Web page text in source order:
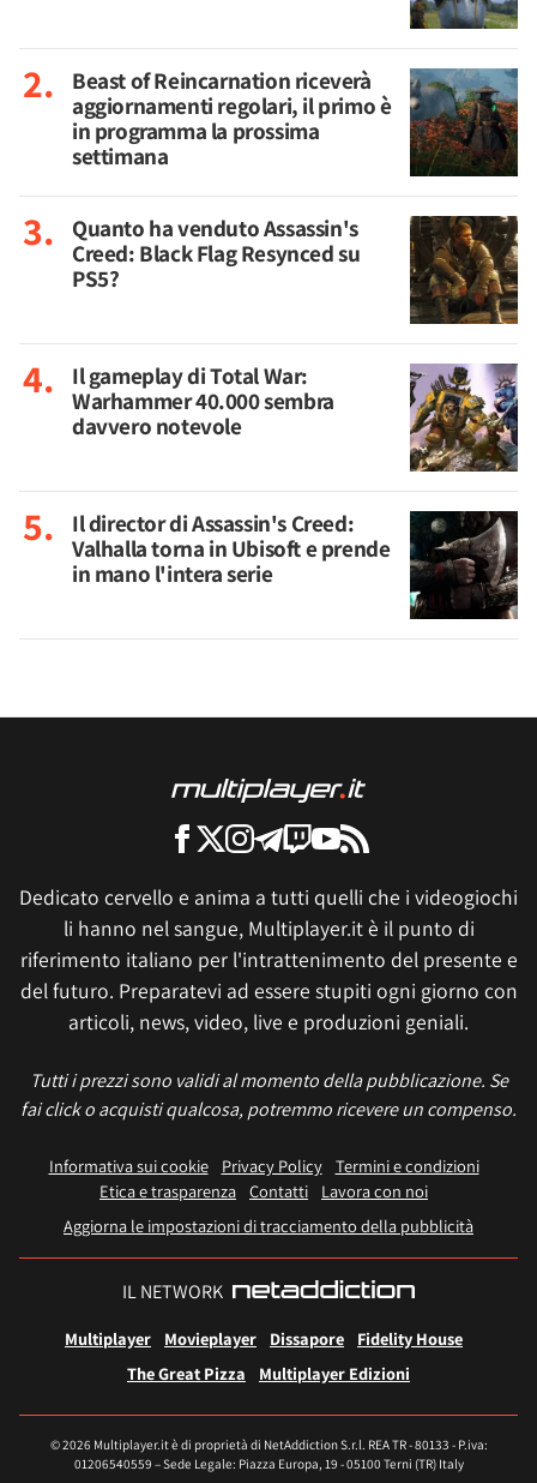
Beast of Reincarnation riceverà
aggiornamenti regolari, il primo è
in programma la prossima
settimana
Quanto ha venduto Assassin's
Creed: Black Flag Resynced su
PS5?
Il gameplay di Total War:
Warhammer 40.000 sembra
davvero notevole
Il director di Assassin's Creed:
Valhalla torna in Ubisoft e prende
in mano l'intera serie
Dedicato cervello e anima a tutti quelli che i videogiochi
li hanno nel sangue, Multiplayer.it è il punto di
riferimento italiano per l'intrattenimento del presente e
del futuro. Preparatevi ad essere stupiti ogni giorno con
articoli, news, video, live e produzioni geniali.
Tutti i prezzi sono validi al momento della pubblicazione. Se
fai click o acquisti qualcosa, potremmo ricevere un compenso.
Informativa sui cookie Privacy Policy
Termini e condizioni
Etica e trasparenza Contatti
Lavora con noi
Aggiorna le impostazioni di tracciamento della pubblicità
IL NETWORK
Multiplayer Movieplayer Dissapore
Fidelity House
The Great Pizza
Multiplayer Edizioni
© 2026 Multiplayer.it è di proprietà di NetAddiction S.r.l. REA TR - 80133 - P.iva:
01206540559 – Sede Legale: Piazza Europa, 19 - 05100 Terni (TR) Italy